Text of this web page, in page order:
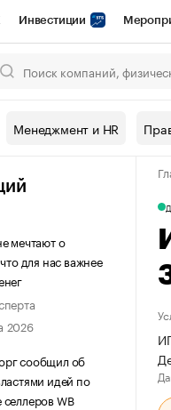
Инвестиции
Конференции СПб
Рынок
Менеджмент и HR
мечтают о
для нас важнее
2026
сообщил об
идей по
WB